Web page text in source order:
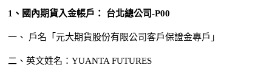
1、國內期貨入金帳戶： 台北總公司-P00
一、 戶名「元大期貨股份有限公司客戶保證金專戶」
二、英文姓名：YUANTA FUTURES